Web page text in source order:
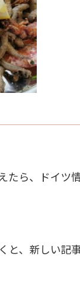
たら、ドイツ
と、新しい